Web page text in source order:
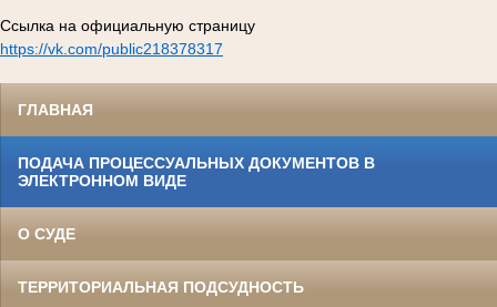
Ссылка на официальную страницу
https://vk.com/public218378317
ГЛАВНАЯ
ПОДАЧА ПРОЦЕССУАЛЬНЫХ ДОКУМЕНТОВ В
ЭЛЕКТРОННОМ ВИДЕ
О СУДЕ
ТЕРРИТОРИАЛЬНАЯ ПОДСУДНОСТЬ